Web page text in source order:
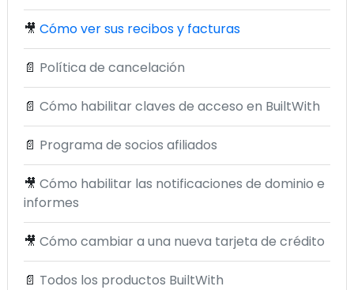
🎥 Cómo ver sus recibos y facturas
📄 Política de cancelación
📄 Cómo habilitar claves de acceso en BuiltWith
📄 Programa de socios afiliados
🎥 Cómo habilitar las notificaciones de dominio e
informes
🎥 Cómo cambiar a una nueva tarjeta de crédito
📄 Todos los productos BuiltWith